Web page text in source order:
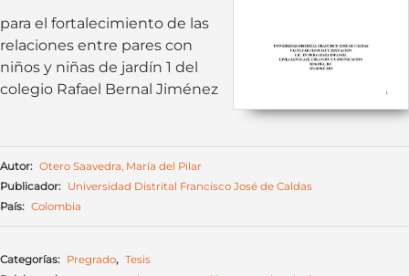
para el fortalecimiento de las
relaciones entre pares con
niños y niñas de jardín 1 del
colegio Rafael Bernal Jiménez
Autor: Otero Saavedra, María del Pilar
Publicador: Universidad Distrital Francisco José de Caldas
País: Colombia
Categorías: Pregrado, Tesis